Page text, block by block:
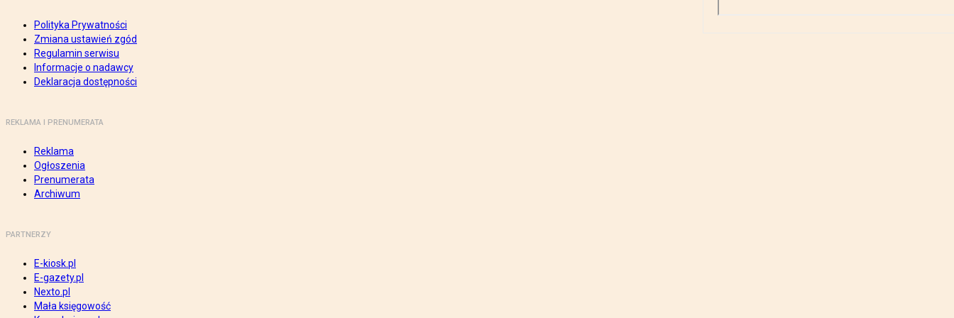
Polityka Prywatności
Zmiana ustawień zgód
Regulamin serwisu
Informacje o nadawcy
Deklaracja dostępności
REKLAMA I PRENUMERATA
Reklama
Ogłoszenia
Prenumerata
Archiwum
PARTNERZY
E-kiosk.pl
E-gazety.pl
Nexto.pl
Mała księgowość